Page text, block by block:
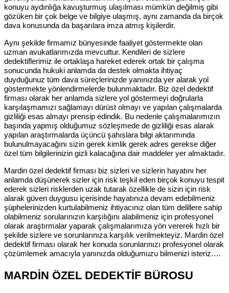
konuyu aydınlığa kavuşturmuş ulaşılması mümkün değilmiş gibi
gözüken bir çok belge ve bilgiye ulaşmış, aynı zamanda da birçok
dava konusunda da başarılara imza atmış kişilerdir.
Aynı şekilde firmamız bünyesinde faaliyet göstermekte olan
uzman avukatlarımızda mevcuttur. Kendileri de sizlere
dedektiflerimiz ile ortaklaşa hareket ederek ortak bir çalışma
sonucunda hukuki anlamda da destek olmakta ihtiyaç
duyduğunuz tüm dava süreçlerinizde yanınızda yer alarak yol
göstermekte yönlendirmelerde bulunmaktadır. Biz özel dedektif
firması olarak her anlamda sizlere yol göstermeyi doğrularla
karşılaşmamızı sağlamayı dürüst olmayı ve yapılan çalışmalarda
gizliliği esas almayı prensip edindik. Bu nedenle çalışmalarımızın
başında yapmış olduğumuz sözleşmede de gizliliği esas alarak
yapılan araştırmalarda üçüncü şahıslara bilgi aktarımında
bulunulmayacağını sizin gerek kimlik gerek adres gerekse diğer
özel tüm bilgilerinizin gizli kalacağına dair maddeler yer almaktadır.
Mardin özel dedektif firması biz sizleri ve sizlerin hayatını her
anlamda düşünerek sizler için risk teşkil eden birçok konuyu tespit
ederek sizleri risklerden uzak tutarak özellikle de sizin için risk
alarak güven duygusu içerisinde hayatınıza devam edebilmeniz
şüphelerinizden kurtulabilmeniz ihtiyacınız olan tüm delillere sahip
olabilmeniz sorularınızın karşılığını alabilmeniz için profesyonel
olarak araştırmalar yaparak çalışmalarımıza yön vererek hızlı bir
şekilde sizlere ve sorunlarınıza karşılık verilmekteyiz. Mardin özel
dedektif firması olarak her konuda sorunlarınızı profesyonel olarak
çözümlemek amacıyla yanınızda olduğumuzu bilmenizi isteriz….
MARDİN ÖZEL DEDEKTİF BÜROSU